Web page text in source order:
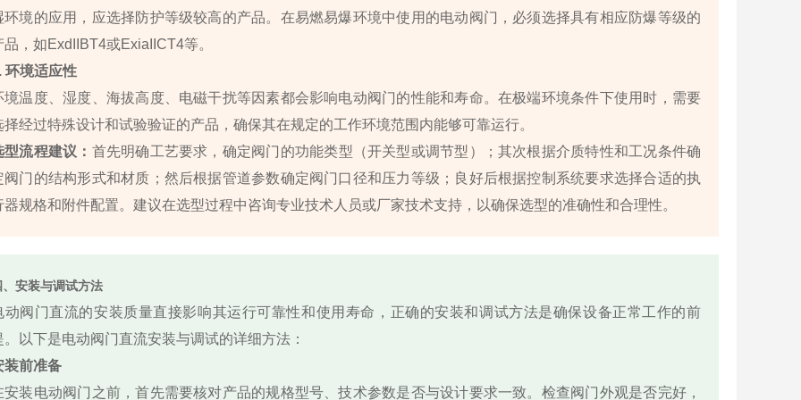
环境的应用，应选择防护等级较高的产品。在易燃易爆环境中使用的电动阀门，必须选择具有相应防爆等级的
品，如ExdIIBT4或ExiaIICT4等。
环境适应性
境温度、湿度、海拔高度、电磁干扰等因素都会影响电动阀门的性能和寿命。在极端环境条件下使用时，需要
择经过特殊设计和试验验证的产品，确保其在规定的工作环境范围内能够可靠运行。
型流程建议： 首先明确工艺要求，确定阀门的功能类型（开关型或调节型）；其次根据介质特性和工况条件确
阀门的结构形式和材质；然后根据管道参数确定阀门口径和压力等级；良好后根据控制系统要求选择合适的执
器规格和附件配置。建议在选型过程中咨询专业技术人员或厂家技术支持，以确保选型的准确性和合理性。
、安装与调试方法
动阀门直流的安装质量直接影响其运行可靠性和使用寿命，正确的安装和调试方法是确保设备正常工作的前
。以下是电动阀门直流安装与调试的详细方法：
装前准备
安装电动阀门之前，首先需要核对产品的规格型号、技术参数是否与设计要求一致。检查阀门外观是否完好，